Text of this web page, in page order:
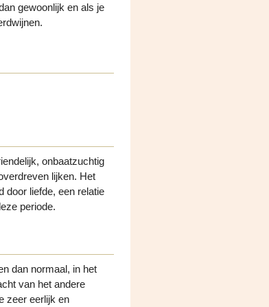
gewoonlijk en als je
onbaatzuchtig
lijken. Het
door liefde, een relatie
periode.
dan normaal, in het
van het andere
zeer eerlijk en